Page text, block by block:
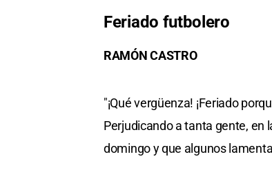
Feriado futbolero
RAMÓN CASTRO
"¡Qué vergüenza! ¡Feriado
Perjudicando a tanta gente, en
domingo y que algunos